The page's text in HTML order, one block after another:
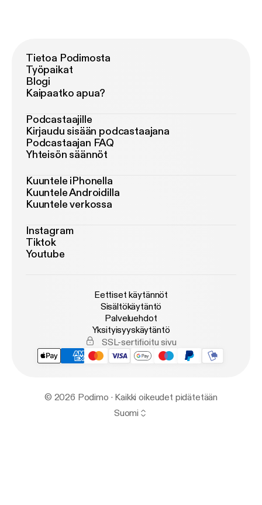
Tietoa Podimosta
Työpaikat
Blogi
Kaipaatko apua?
Podcastaajille
Kirjaudu sisään podcastaajana
Podcastaajan FAQ
Yhteisön säännöt
Kuuntele iPhonella
Kuuntele Androidilla
Kuuntele verkossa
Instagram
Tiktok
Youtube
Eettiset käytännöt
Sisältökäytäntö
Palveluehdot
Yksityisyyskäytäntö
SSL-sertifioitu sivu
© 2026 Podimo · Kaikki oikeudet pidätetään
Suomi